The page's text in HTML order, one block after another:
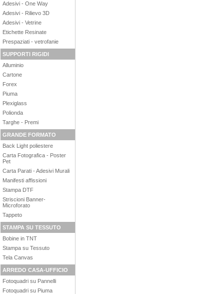
Adesivi - One Way
Adesivi - Rilievo 3D
Adesivi - Vetrine
Etichette Resinate
Prespaziati - vetrofanie
SUPPORTI RIGIDI
Alluminio
Cartone
Forex
Piuma
Plexiglass
Polionda
Targhe - Premi
GRANDE FORMATO
Back Light poliestere
Carta Fotografica - Poster
Pet
Carta Parati - Adesivi Murali
Manifesti affissioni
Stampa DTF
Striscioni Banner-
Microforato
Tappeto
STAMPA SU TESSUTO
Bobine in TNT
Stampa su Tessuto
Tela Canvas
ARREDO CASA-UFFICIO
Fotoquadri su Pannelli
Fotoquadri su Piuma